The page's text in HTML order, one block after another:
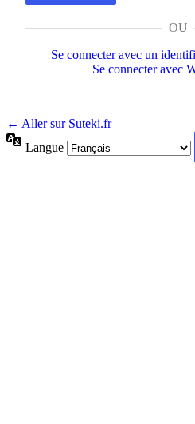
OU
Se connecter avec un
Se connecter avec
← Aller sur Suteki.fr
Langue